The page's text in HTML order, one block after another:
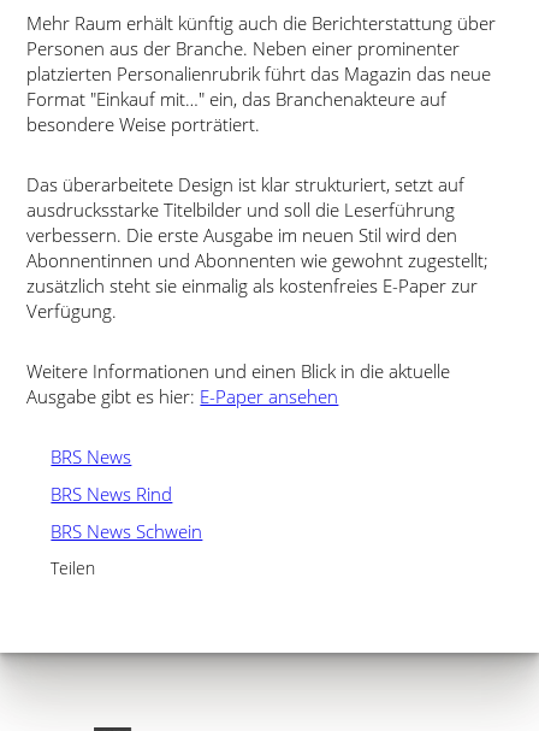
Mehr Raum erhält künftig auch die Berichterstattung über
Personen aus der Branche. Neben einer prominenter
platzierten Personalienrubrik führt das Magazin das neue
Format Einkauf mit… ein, das Branchenakteure auf
besondere Weise porträtiert.
Das überarbeitete Design ist klar strukturiert, setzt auf
ausdrucksstarke Titelbilder und soll die Leserführung
verbessern. Die erste Ausgabe im neuen Stil wird den
Abonnentinnen und Abonnenten wie gewohnt zugestellt;
zusätzlich steht sie einmalig als kostenfreies E-Paper zur
Verfügung.
Weitere Informationen und einen Blick in die aktuelle
Ausgabe gibt es hier: E-Paper ansehen
BRS News
BRS News Rind
BRS News Schwein
Teilen